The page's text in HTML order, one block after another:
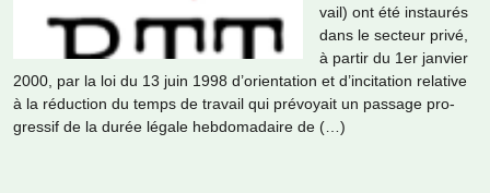
vail) ont été ins­tau­rés
dans le sec­teur privé,
à partir du 1er jan­vier
2000, par la loi du 13 juin 1998 d’orien­ta­tion et d’inci­ta­tion rela­tive
à la réduc­tion du temps de tra­vail qui pré­voyait un pas­sage pro­
gres­sif de la durée légale heb­do­ma­daire de (…)